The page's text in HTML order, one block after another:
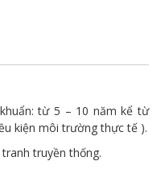
từ 5 – 10 năm kể từ
kiện môi trường thực tế ).
truyền thống.